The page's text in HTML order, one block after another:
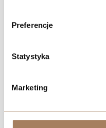
Preferencje
Statystyka
Marketing